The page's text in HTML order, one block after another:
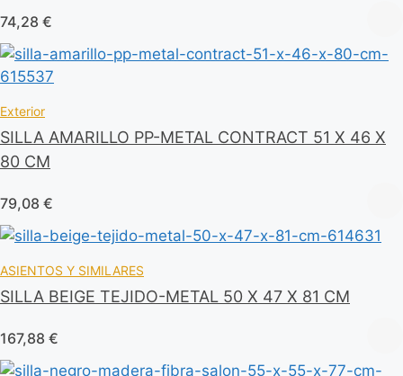
74,28 €
Exterior
SILLA AMARILLO PP-METAL CONTRACT 51 X 46 X
80 CM
79,08 €
ASIENTOS Y SIMILARES
SILLA BEIGE TEJIDO-METAL 50 X 47 X 81 CM
167,88 €